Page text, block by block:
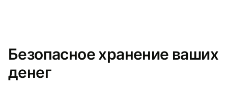
Безопасное хранение ваших
денег